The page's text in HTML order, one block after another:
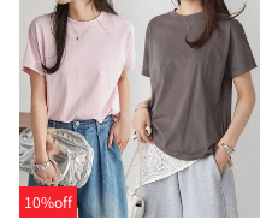
10%off